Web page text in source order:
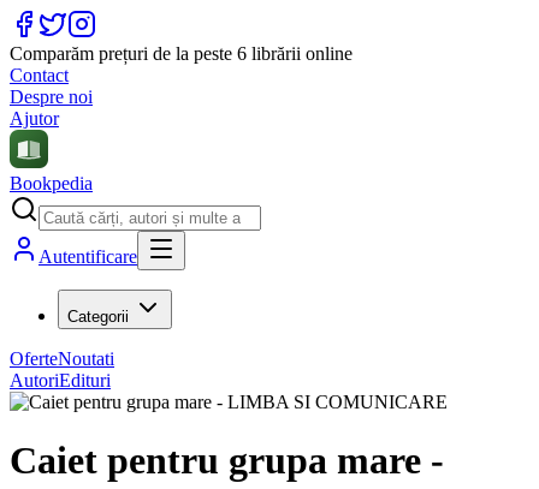
Comparăm prețuri de la peste 6 librării online
Contact
Despre noi
Ajutor
Bookpedia
Autentificare
Categorii
OferteNoutati
AutoriEdituri
Caiet pentru grupa mare -